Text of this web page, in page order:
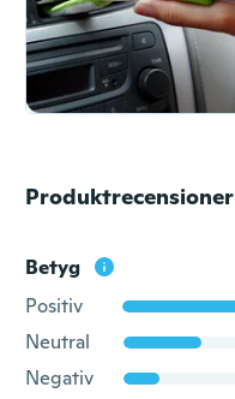
Produktrecensioner
Betyg
Positiv
Neutral
Negativ